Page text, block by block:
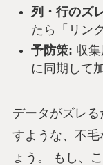
列・行のズ
たら「リン
予防策: 収
に同期して
データがズレ
すような、不
ょう。 もし、